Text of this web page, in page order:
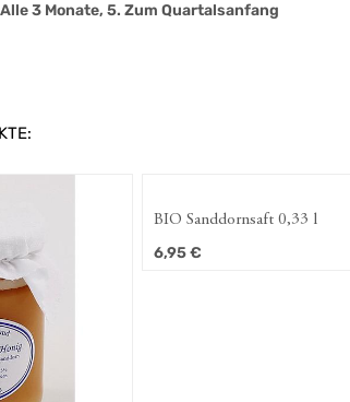
3 Monate, 5. Zum Quartalsanfang
BIO Sanddornsaft 0,33 l
6,95€